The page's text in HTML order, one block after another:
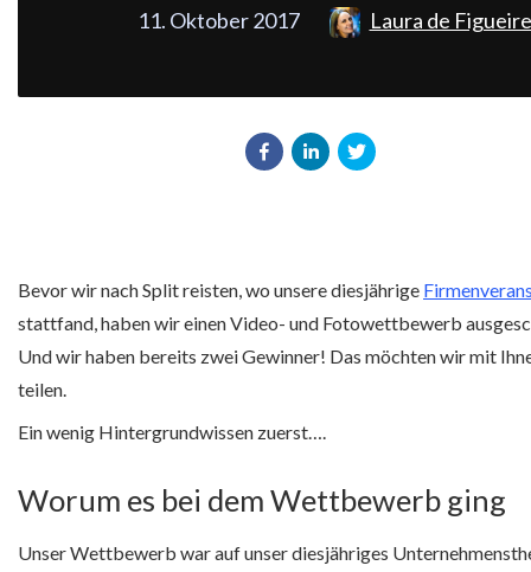
11. Oktober 2017 Laura de
Bevor wir nach Split reisten, wo unsere diesjährige
stattfand, haben wir einen Video- und Fotowettbewerb
Und wir haben bereits zwei Gewinner! Das möchten wir mit
teilen.
Ein wenig Hintergrundwissen zuerst….
Worum es bei dem Wettbewerb ging
Unser Wettbewerb war auf unser diesjähriges